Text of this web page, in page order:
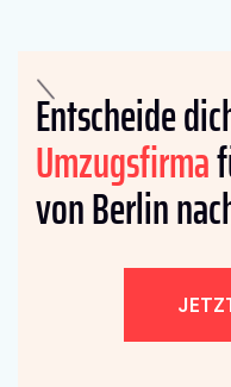
Entscheide
Umzugsfirma
von Berlin